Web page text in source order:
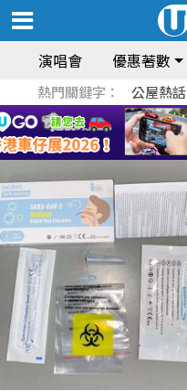
演唱會 優惠著數
熱門關鍵字： 公屋熱話